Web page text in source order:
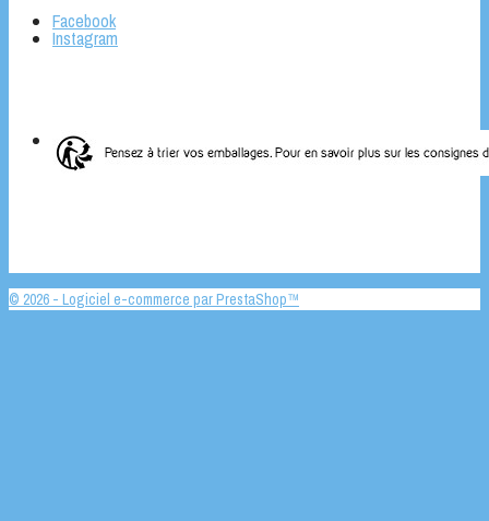
Facebook
Instagram
© 2026 - Logiciel e-commerce par PrestaShop™